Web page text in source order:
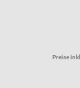
Preise